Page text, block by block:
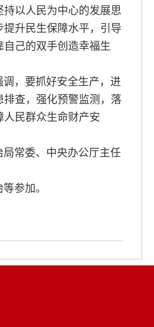
持以人民为中心的发展思
升民生保障水平，引导
己的双手创造幸福生
，要抓好安全生产，进
排查，强化预警监测，落
人民群众生命财产安
常委、中央办公厅主任
参加。